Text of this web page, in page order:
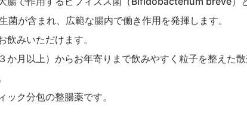
菌が含まれ、広範な腸内で働き作用を発揮します。
飲みいただけます。
か月以上）からお年寄りまで飲みやすく粒子を整えた散
ク分包の整腸薬です。